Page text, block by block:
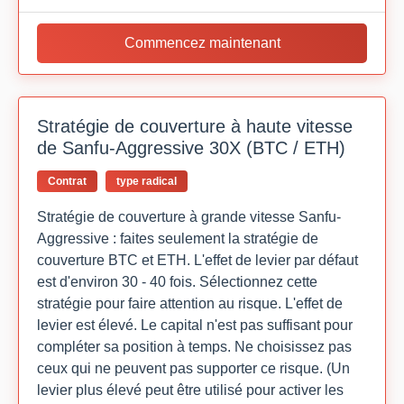
Commencez maintenant
Stratégie de couverture à haute vitesse
de Sanfu-Aggressive 30X (BTC / ETH)
Contrat type radical
Stratégie de couverture à grande vitesse Sanfu-
Aggressive : faites seulement la stratégie de
couverture BTC et ETH. L'effet de levier par défaut
est d'environ 30 - 40 fois. Sélectionnez cette
stratégie pour faire attention au risque. L'effet de
levier est élevé. Le capital n'est pas suffisant pour
compléter sa position à temps. Ne choisissez pas
ceux qui ne peuvent pas supporter ce risque. (Un
levier plus élevé peut être utilisé pour activer les